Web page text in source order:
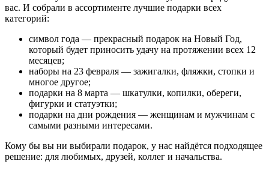
вас. И собрали в ассортименте лучшие подарки всех
категорий:
символ года — прекрасный подарок на Новый Год,
который будет приносить удачу на протяжении всех 12
месяцев;
наборы на 23 февраля — зажигалки, фляжки, стопки и
многое другое;
подарки на 8 марта — шкатулки, копилки, обереги,
фигурки и статуэтки;
подарки на дни рождения — женщинам и мужчинам с
самыми разными интересами.
Кому бы вы ни выбирали подарок, у нас найдётся подходящее
решение: для любимых, друзей, коллег и начальства.